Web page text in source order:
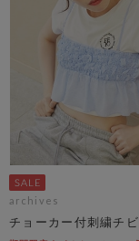
archives
チョーカー付刺繍チ